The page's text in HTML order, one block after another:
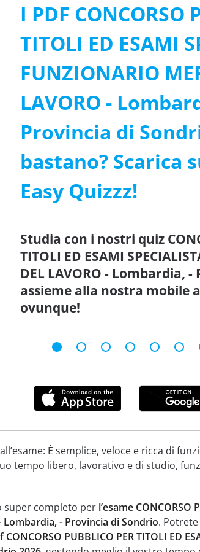
I PDF CONCORSO
TITOLI ED ESAMI
FUNZIONARIO
LAVORO -
Provincia di
bastano? Scarica
Easy Quizzz!
Studia con i nostri quiz
TITOLI ED ESAMI
DEL LAVORO - Lombardia,
assieme alla nostra mobile
ovunque!
È semplice, veloce e ricca di
tempo libero, lavorativo e di studio,
super completo per l’esame CONCORSO
Lombardia, - Provincia di Sondrio.
CONCORSO PUBBLICO PER TITOLI ED